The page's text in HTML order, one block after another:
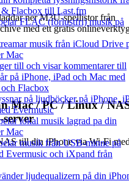
& Flacbox till Last.fm
FLAC (förlustfri) musik på
musik från iCloud Drive
Mac
till och visar kommentarer till
på iPhone, iPad och Mac med
Flacbox
på ljudböcker på iPhone,
Evermusic
lokal musik lagrad pa din
Mac
musik från USB-minne på
Evermusic och iXpand från
ljudequalizern på din
ner M3U-spellistor från
med ett gratis
Mac / PC / Linux /
till din iPhone via Wi-Fi